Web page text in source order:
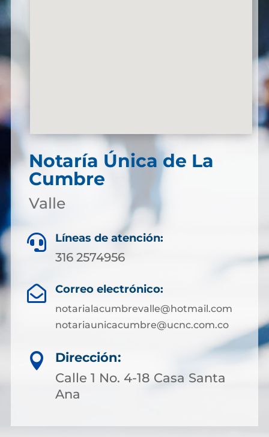
Notaría Única de La
Cumbre
Valle
 Líneas de atención:
316 2574956
 Correo electrónico:
notarialacumbrevalle@hotmail.com
notariaunicacumbre@ucnc.com.co

Dirección:
Calle 1 No. 4-18 Casa Santa
Ana